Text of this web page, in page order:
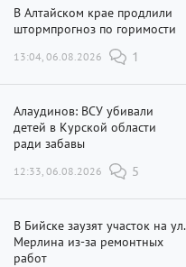
В Алтайском крае продлили
штормпрогноз по горимости
13:04, 06.08.2026 1
Алаудинов: ВСУ убивали
детей в Курской области
ради забавы
12:33, 06.08.2026 5
В Бийске заузят участок на ул.
Мерлина из-за ремонтных
работ